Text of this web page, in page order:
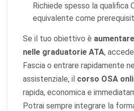
Richiede spesso la qualifica
equivalente come
Se il tuo obiettivo è
nelle graduatorie ATA,
Fascia o entrare rapidamente
assistenziale, il corso OSA
rapida, economica e
Potrai sempre integrare la
Utilizzati da terze parti per
siti web allo scopo di mostrare
Rifiuta tutti
preferenze